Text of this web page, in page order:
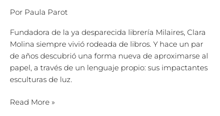
Por Paula Parot
Fundadora de la ya desparecida librería Milaires, Clara
Molina siempre vivió rodeada de libros. Y hace un par
de años descubrió una forma nueva de aproximarse al
papel, a través de un lenguaje propio: sus impactantes
esculturas de luz.
Read More »